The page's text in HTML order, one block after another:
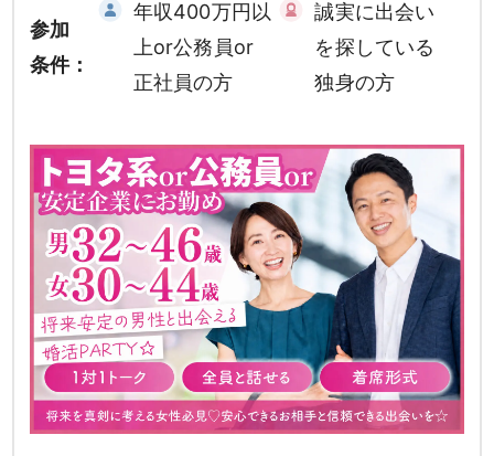
参加
条件：
年収400万円以
上or公務員or
正社員の方
誠実に出会い
を探している
独身の方